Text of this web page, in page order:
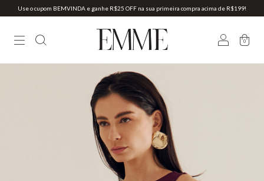
Use o cupom BEMVINDA e ganhe R$25 OFF na sua primeira compra acima de R$199!
0